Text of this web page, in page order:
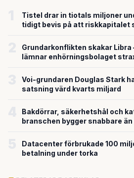
Tistel drar in tiotals miljoner
tidigt bevis på att riskkapitalet
Grundarkonflikten skakar Libra
lämnar enhörningsbolaget
Voi-grundaren Douglas Stark
satsning värd kvarts miljard
Bakdörrar, säkerhetshål och
branschen bygger snabbare
Datacenter förbrukade 100
betalning under torka